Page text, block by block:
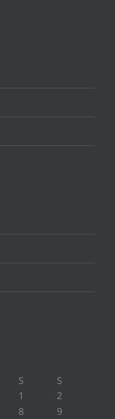
S
S
1
2
8 9